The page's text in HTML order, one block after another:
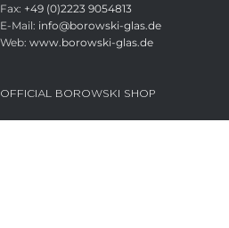
Fax: +49 (0)2223 9054813
E-Mail: info@borowski-glas.de
Web: www.borowski-glas.de
OFFICIAL BOROWSKI SHOP